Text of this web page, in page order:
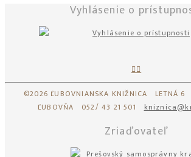
Vyhlásenie o
©2026 ĽUBOVNIANSKA KNIŽNICA LETNÁ
ĽUBOVŇA 052/ 43 21 501
Zriaďovateľ